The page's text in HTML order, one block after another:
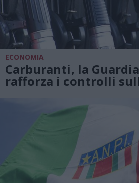
ECONOMIA
Carburanti, la
rafforza i controlli